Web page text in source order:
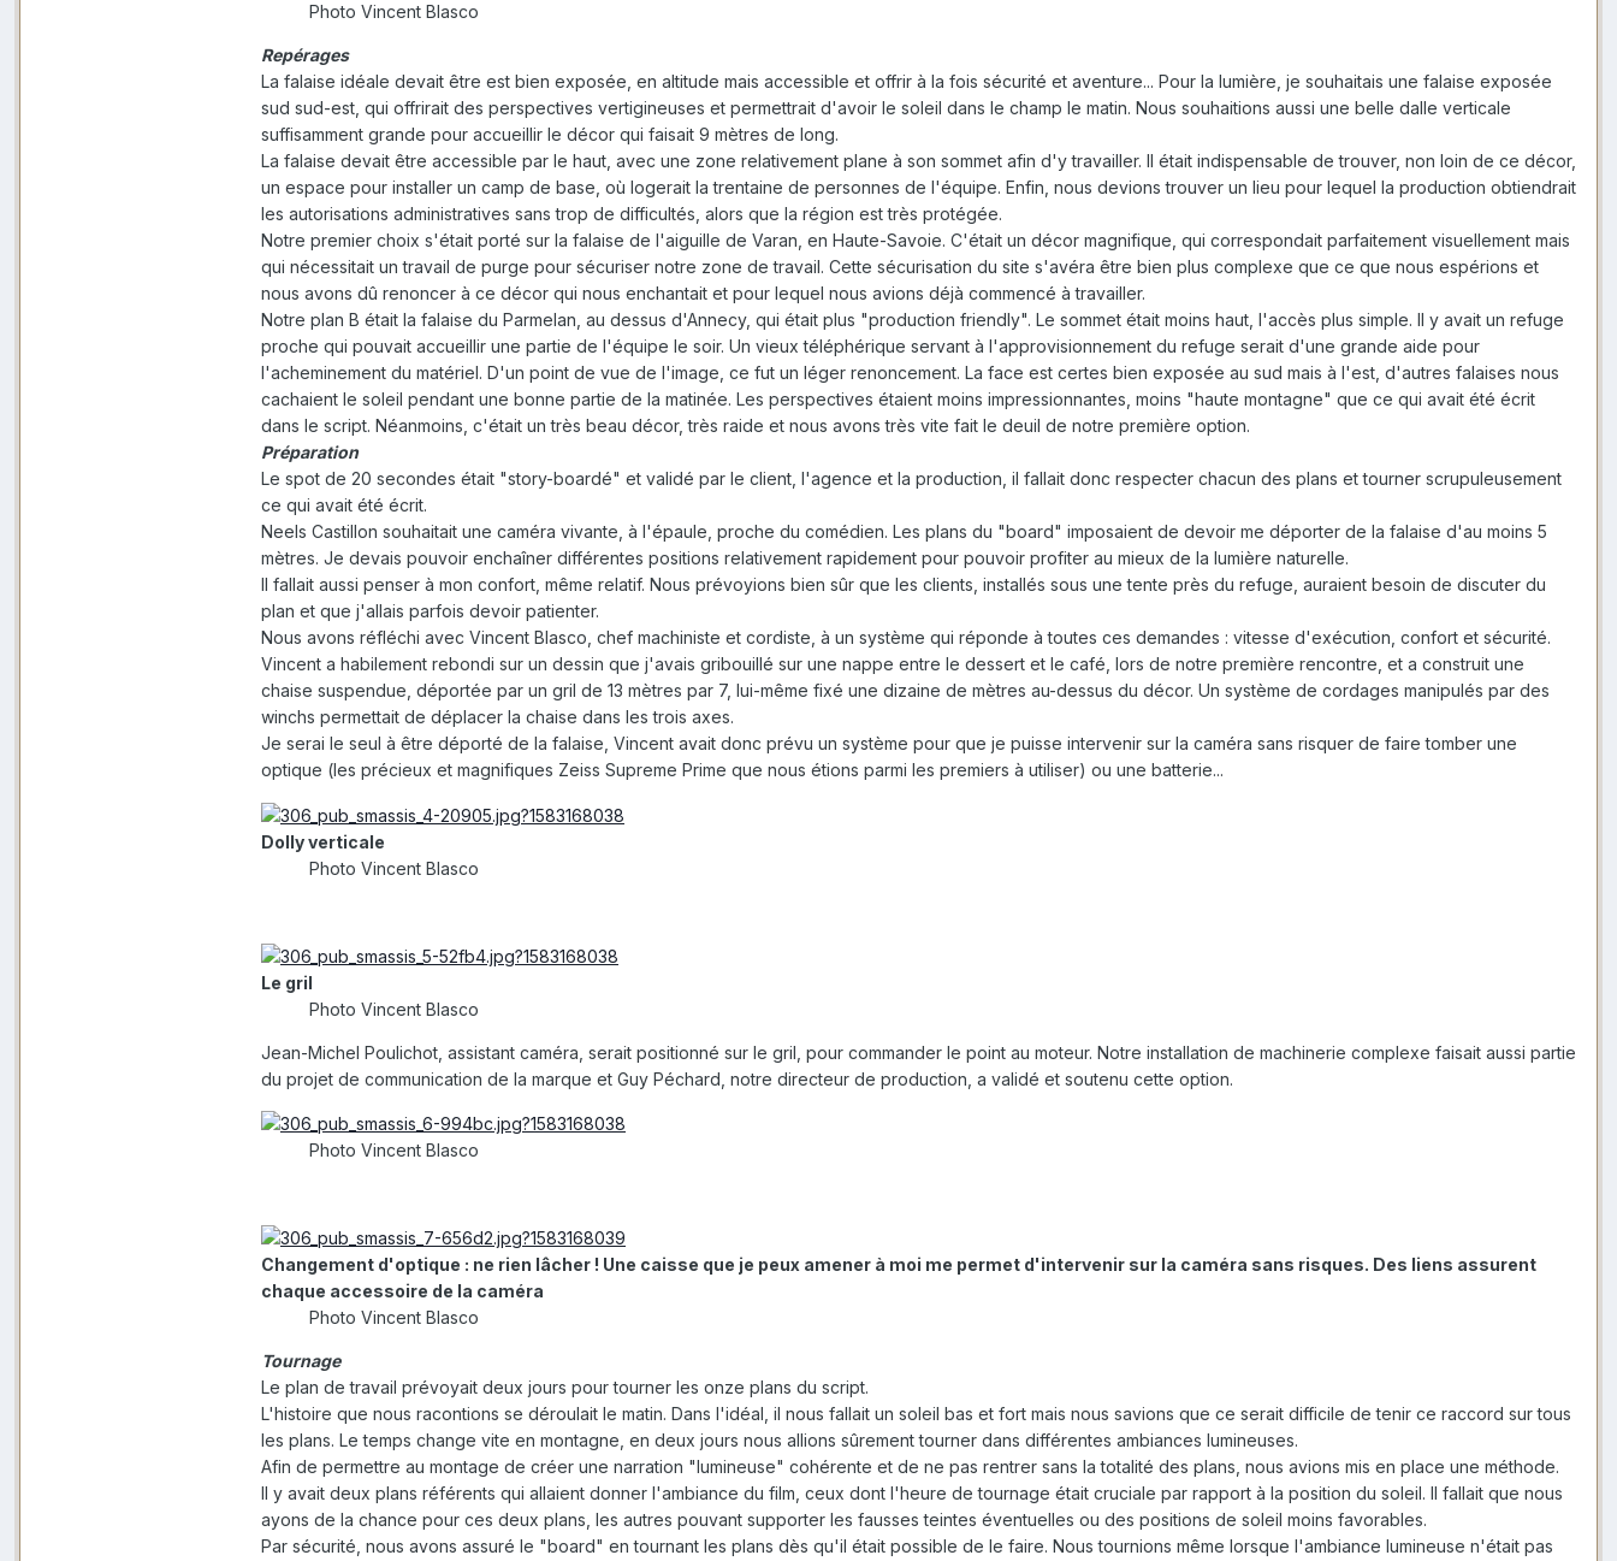
Photo Vincent Blasco
Repérages
La falaise idéale devait être est bien exposée, en altitude mais accessible et offrir à la fois sécurité et aventure... Pour la lumière, je souhaitais une falaise exposée
sud sud-est, qui offrirait des perspectives vertigineuses et permettrait d'avoir le soleil dans le champ le matin. Nous souhaitions aussi une belle dalle verticale
suffisamment grande pour accueillir le décor qui faisait 9 mètres de long.
La falaise devait être accessible par le haut, avec une zone relativement plane à son sommet afin d'y travailler. Il était indispensable de trouver, non loin de ce décor,
un espace pour installer un camp de base, où logerait la trentaine de personnes de l'équipe. Enfin, nous devions trouver un lieu pour lequel la production obtiendrait
les autorisations administratives sans trop de difficultés, alors que la région est très protégée.
Notre premier choix s'était porté sur la falaise de l'aiguille de Varan, en Haute-Savoie. C'était un décor magnifique, qui correspondait parfaitement visuellement mais
qui nécessitait un travail de purge pour sécuriser notre zone de travail. Cette sécurisation du site s'avéra être bien plus complexe que ce que nous espérions et
nous avons dû renoncer à ce décor qui nous enchantait et pour lequel nous avions déjà commencé à travailler.
Notre plan B était la falaise du Parmelan, au dessus d'Annecy, qui était plus "production friendly". Le sommet était moins haut, l'accès plus simple. Il y avait un refuge
proche qui pouvait accueillir une partie de l'équipe le soir. Un vieux téléphérique servant à l'approvisionnement du refuge serait d'une grande aide pour
l'acheminement du matériel. D'un point de vue de l'image, ce fut un léger renoncement. La face est certes bien exposée au sud mais à l'est, d'autres falaises nous
cachaient le soleil pendant une bonne partie de la matinée. Les perspectives étaient moins impressionnantes, moins "haute montagne" que ce qui avait été écrit
dans le script. Néanmoins, c'était un très beau décor, très raide et nous avons très vite fait le deuil de notre première option.
Préparation
Le spot de 20 secondes était "story-boardé" et validé par le client, l'agence et la production, il fallait donc respecter chacun des plans et tourner scrupuleusement
ce qui avait été écrit.
Neels Castillon souhaitait une caméra vivante, à l'épaule, proche du comédien. Les plans du "board" imposaient de devoir me déporter de la falaise d'au moins 5
mètres. Je devais pouvoir enchaîner différentes positions relativement rapidement pour pouvoir profiter au mieux de la lumière naturelle.
Il fallait aussi penser à mon confort, même relatif. Nous prévoyions bien sûr que les clients, installés sous une tente près du refuge, auraient besoin de discuter du
plan et que j'allais parfois devoir patienter.
Nous avons réfléchi avec Vincent Blasco, chef machiniste et cordiste, à un système qui réponde à toutes ces demandes : vitesse d'exécution, confort et sécurité.
Vincent a habilement rebondi sur un dessin que j'avais gribouillé sur une nappe entre le dessert et le café, lors de notre première rencontre, et a construit une
chaise suspendue, déportée par un gril de 13 mètres par 7, lui-même fixé une dizaine de mètres au-dessus du décor. Un système de cordages manipulés par des
winchs permettait de déplacer la chaise dans les trois axes.
Je serai le seul à être déporté de la falaise, Vincent avait donc prévu un système pour que je puisse intervenir sur la caméra sans risquer de faire tomber une
optique (les précieux et magnifiques Zeiss Supreme Prime que nous étions parmi les premiers à utiliser) ou une batterie...
Dolly verticale
Photo Vincent Blasco
Le gril
Photo Vincent Blasco
Jean-Michel Poulichot, assistant caméra, serait positionné sur le gril, pour commander le point au moteur. Notre installation de machinerie complexe faisait aussi partie
du projet de communication de la marque et Guy Péchard, notre directeur de production, a validé et soutenu cette option.
Photo Vincent Blasco
Changement d'optique : ne rien lâcher ! Une caisse que je peux amener à moi me permet d'intervenir sur la caméra sans risques. Des liens assurent
chaque accessoire de la caméra
Photo Vincent Blasco
Tournage
Le plan de travail prévoyait deux jours pour tourner les onze plans du script.
L'histoire que nous racontions se déroulait le matin. Dans l'idéal, il nous fallait un soleil bas et fort mais nous savions que ce serait difficile de tenir ce raccord sur tous
les plans. Le temps change vite en montagne, en deux jours nous allions sûrement tourner dans différentes ambiances lumineuses.
Afin de permettre au montage de créer une narration "lumineuse" cohérente et de ne pas rentrer sans la totalité des plans, nous avions mis en place une méthode.
Il y avait deux plans référents qui allaient donner l'ambiance du film, ceux dont l'heure de tournage était cruciale par rapport à la position du soleil. Il fallait que nous
ayons de la chance pour ces deux plans, les autres pouvant supporter les fausses teintes éventuelles ou des positions de soleil moins favorables.
Par sécurité, nous avons assuré le "board" en tournant les plans dès qu'il était possible de le faire. Nous tournions même lorsque l'ambiance lumineuse n'était pas